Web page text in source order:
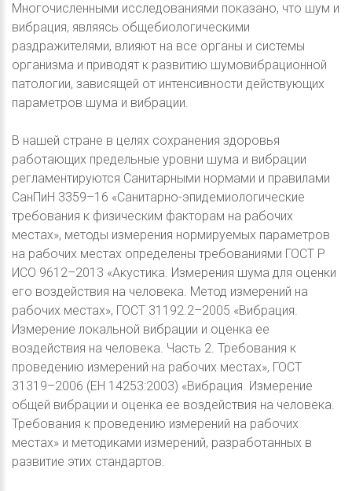
Многочисленными исследованиями показано, что шум и
вибрация, являясь общебиологическими
раздражителями, влияют на все органы и системы
организма и приводят к развитию шумовибрационной
патологии, зависящей от интенсивности действующих
параметров шума и вибрации.
В нашей стране в целях сохранения здоровья
работающих предельные уровни шума и вибрации
регламентируются Санитарными нормами и правилами
СанПиН 3359–16 «Санитарно-эпидемиологические
требования к физическим факторам на рабочих
местах», методы измерения нормируемых параметров
на рабочих местах определены требованиями ГОСТ Р
ИСО 9612–2013 «Акустика. Измерения шума для оценки
его воздействия на человека. Метод измерений на
рабочих местах», ГОСТ 31192.2–2005 «Вибрация.
Измерение локальной вибрации и оценка ее
воздействия на человека. Часть 2. Требования к
проведению измерений на рабочих местах», ГОСТ
31319–2006 (ЕН 14253:2003) «Вибрация. Измерение
общей вибрации и оценка ее воздействия на человека.
Требования к проведению измерений на рабочих
местах» и методиками измерений, разработанных в
развитие этих стандартов.